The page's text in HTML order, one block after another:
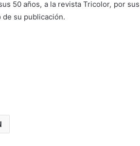
50 años, a la revista Tricolor, por sus
de su publicación.